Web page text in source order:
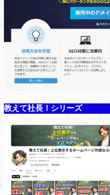
教えて社長！シリーズ